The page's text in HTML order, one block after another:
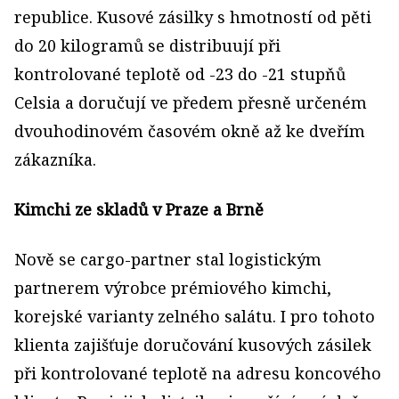
republice. Kusové zásilky s hmotností od pěti
do 20 kilogramů se distribuují při
kontrolované teplotě od -23 do -21 stupňů
Celsia a doručují ve předem přesně určeném
dvouhodinovém časovém okně až ke dveřím
zákazníka.
Kimchi ze skladů v Praze a Brně
Nově se cargo-partner stal logistickým
partnerem výrobce prémiového kimchi,
korejské varianty zelného salátu. I pro tohoto
klienta zajišťuje doručování kusových zásilek
při kontrolované teplotě na adresu koncového